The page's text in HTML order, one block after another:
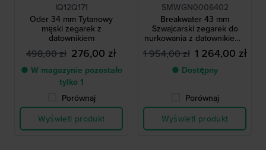
IQ12Q171
Oder 34 mm Tytanowy
męski zegarek z
datownikiem
498,00 zł 276,00 zł
● W magazynie pozostało
tylko 1
Porównaj
Wyświetl produkt
SMWGN0006402
Breakwater 43 mm
Szwajcarski zegarek do
nurkowania z datownikiem i
wewnętrznym bezelem do
nurkowania
1 954,00 zł 1 264,00 zł
● Dostępny
Porównaj
Wyświetl produkt